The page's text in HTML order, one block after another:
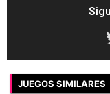
JUEGOS SIMILARES